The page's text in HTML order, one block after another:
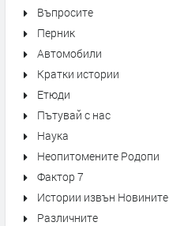
Въпросите
Перник
Автомобили
Кратки истории
Етюди
Пътувай с нас
Наука
Неопитомените Родопи
Фактор 7
Истории извън Новините
Различните